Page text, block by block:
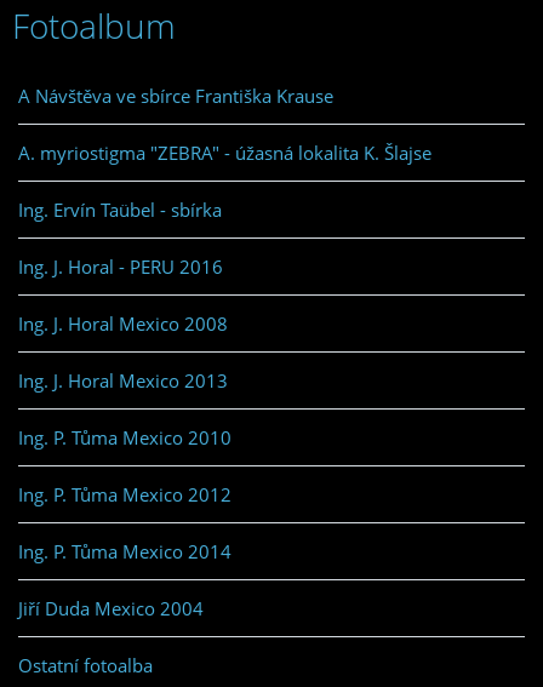
Fotoalbum
A Návštěva ve sbírce Františka Krause
A. myriostigma "ZEBRA" - úžasná lokalita K. Šlajse
Ing. Ervín Taübel - sbírka
Ing. J. Horal - PERU 2016
Ing. J. Horal Mexico 2008
Ing. J. Horal Mexico 2013
Ing. P. Tůma Mexico 2010
Ing. P. Tůma Mexico 2012
Ing. P. Tůma Mexico 2014
Jiří Duda Mexico 2004
Ostatní fotoalba